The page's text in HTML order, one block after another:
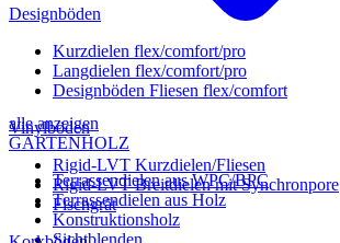
alle anzeigen
GARTENHOLZ
Terrassendielen aus WPC/BPC
Terrassendielen aus Holz
Konstruktionsholz
Sichtblenden
Designböden
Kurzdielen flex/comfort/pro
Langdielen flex/comfort/pro
Designböden Fliesen flex/comfort
Vinylböden
Rigid-LVT Kurzdielen/Fliesen
Rigid-LVT Breitdielen mit Synchronpore
Fischgrät